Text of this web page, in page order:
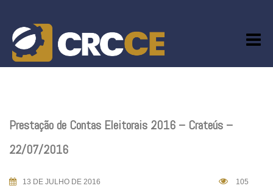
content
Prestação de Contas Eleitorais 2016 – Crateús –
22/07/2016
13 DE JULHO DE 2016 105